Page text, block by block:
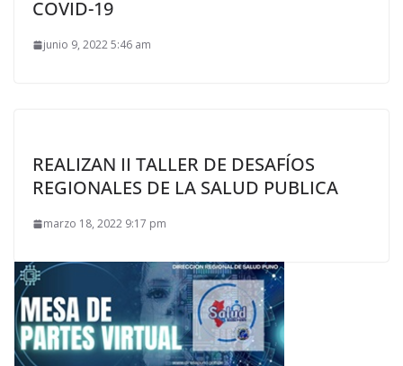
COVID-19
junio 9, 2022 5:46 am
REALIZAN II TALLER DE DESAFÍOS
REGIONALES DE LA SALUD PUBLICA
marzo 18, 2022 9:17 pm